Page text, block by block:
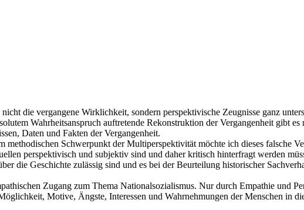
die vergangene Wirklichkeit, sondern perspektivische Zeugnisse ganz
Wahrheitsanspruch auftretende Rekonstruktion der Vergangenheit gibt
Daten und Fakten der Vergangenheit.
Schwerpunkt der Multiperspektivität möchte ich dieses falsche
perspektivisch und subjektiv sind und daher kritisch hinterfragt werden
die Geschichte zulässig sind und es bei der Beurteilung historischer
Zugang zum Thema Nationalsozialismus. Nur durch Empathie und
Motive, Ängste, Interessen und Wahrnehmungen der Menschen in